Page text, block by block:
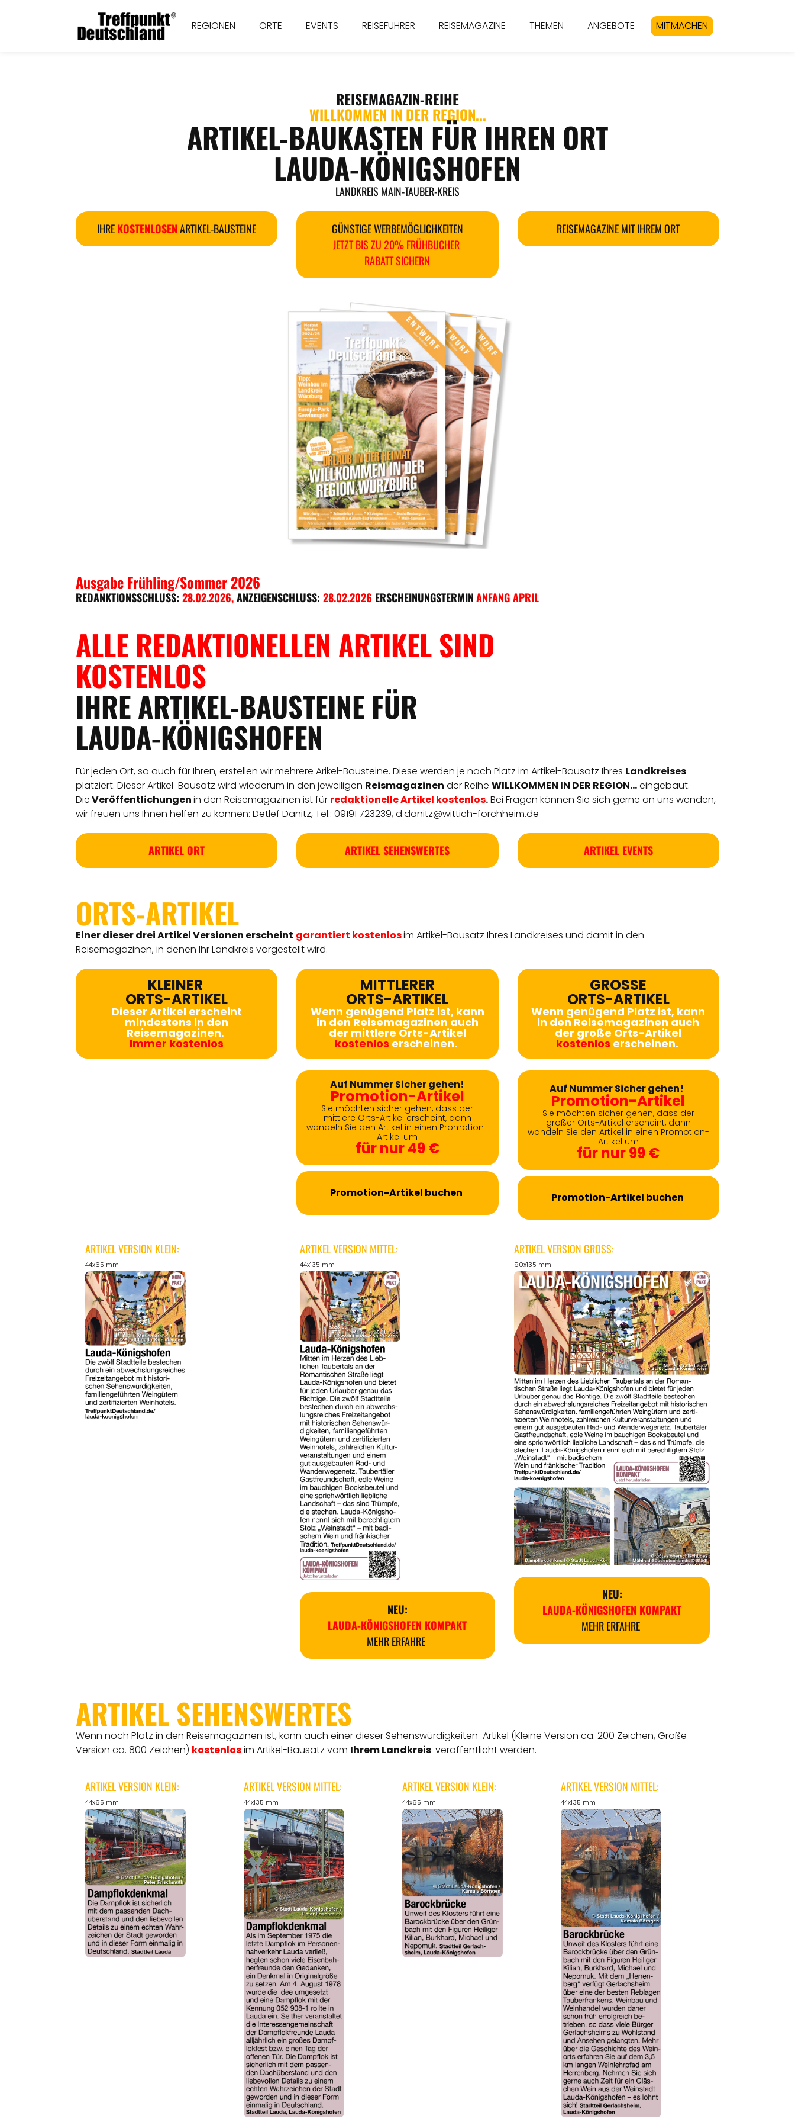
REGIONEN ORTE EVENTS REISEFÜHRER REISEMAGAZINE THEMEN ANGEBOTE MITMACHEN
REISEMAGAZIN-REIHE
WILLKOMMEN IN DER REGION...
ARTIKEL-BAUKASTEN FÜR IHREN ORT
LAUDA-KÖNIGSHOFEN
LANDKREIS MAIN-TAUBER-KREIS
IHREKOSTENLOSENARTIKEL-BAUSTEINE
GÜNSTIGE WERBEMÖGLICHKEITEN
JETZT BIS ZU 20% FRÜHBUCHER
RABATT SICHERN
REISEMAGAZINE MIT IHREM ORT
Ausgabe Frühling/Sommer 2026
REDANKTIONSSCHLUSS: 28.02.2026,ANZEIGENSCHLUSS: 28.02.2026 ERSCHEINUNGSTERMINANFANG APRIL
ALLE REDAKTIONELLEN ARTIKEL SIND
KOSTENLOS
IHRE ARTIKEL-BAUSTEINE FÜR
LAUDA-KÖNIGSHOFEN
Für jeden Ort, so auch für Ihren, erstellen wir mehrere Arikel-Bausteine. Diese werden je nach Platz im Artikel-Bausatz Ihres Landkreises
platziert. Dieser Artikel-Bausatz wird wiederum in den jeweiligen Reismagazinen der Reihe WILLKOMMEN IN DER REGION...eingebaut.
DieVeröffentlichungenin den Reisemagazinen ist für redaktionelleArtikel kostenlos.Bei Fragen können Sie sich gerne an uns wenden,
wir freuen uns Ihnen helfen zu können: Detlef Danitz, Tel.: 09191 723239,d.danitz@wittich-forchheim.de
ARTIKEL ORT ARTIKEL SEHENSWERTES ARTIKEL EVENTS
ORTS-ARTIKEL
Einer dieser drei Artikel Versionen erscheint garantiert kostenlosim Artikel-Bausatz Ihres Landkreises und damit in den
Reisemagazinen, in denen Ihr Landkreis vorgestellt wird.
KLEINER
ORTS-ARTIKEL
Dieser Artikel erscheint
mindestens in den
Reisemagazinen.
Immer kostenlos
MITTLERER
ORTS-ARTIKEL
Wenn genügend Platz ist, kann
in den Reisemagazinen auch
der mittlere Orts-Artikel
kostenlos erscheinen.
Auf Nummer Sicher gehen!
Promotion-Artikel
Sie möchten sicher gehen, dass der
mittlere Orts-Artikel erscheint, dann
wandeln Sie den Artikel in einen Promotion-
Artikel um
für nur 49 €
Promotion-Artikel buchen
GROSSE
ORTS-ARTIKEL
Wenn genügend Platz ist, kann
in den Reisemagazinen auch
der große Orts-Artikel
kostenlos erscheinen.
Auf Nummer Sicher gehen!
Promotion-Artikel
Sie möchten sicher gehen, dass der
großer Orts-Artikel erscheint, dann
wandeln Sie den Artikel in einen Promotion-
Artikel um
für nur 99 €
Promotion-Artikel buchen
ARTIKEL VERSION KLEIN:
44x65 mm
ARTIKEL VERSION MITTEL:
44x135 mm
NEU:
LAUDA-KÖNIGSHOFEN KOMPAKT
MEHR ERFAHRE
ARTIKEL VERSION GROSS:
90x135 mm
NEU:
LAUDA-KÖNIGSHOFEN KOMPAKT
MEHR ERFAHRE
ARTIKEL SEHENSWERTES
Wenn noch Platz in den Reisemagazinen ist, kann auch einer dieser Sehenswürdigkeiten-Artikel (Kleine Version ca. 200 Zeichen, Große
Version ca. 800 Zeichen) kostenlosim Artikel-Bausatz vom Ihrem Landkreis veröffentlicht werden.
ARTIKEL VERSION KLEIN:
44x65 mm
ARTIKEL VERSION MITTEL:
44x135 mm
ARTIKEL VERSION KLEIN:
44x65 mm
ARTIKEL VERSION MITTEL:
44x135 mm